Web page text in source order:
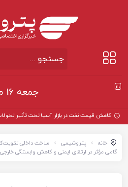
جمعه ۱۶ مرداد ۱۴۰۵
کاهش قیمت نفت در بازار آسیا تحت تأثیر
خانه پتروشیمی
ساخت داخلی
گامی مؤثر در ارتقای ایمنی و کاهش وابستگی خارجی